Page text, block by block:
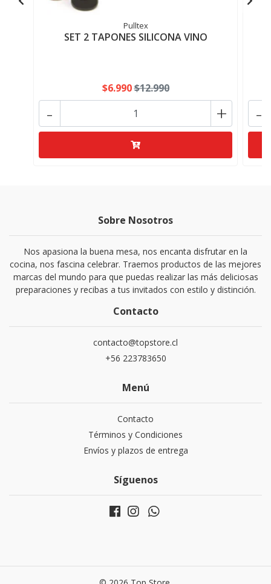
Pulltex
SET 2 TAPONES SILICONA VINO
$6.990$12.990
+
- -
Sobre Nosotros
Nos apasiona la buena mesa, nos encanta disfrutar en la
cocina, nos fascina celebrar. Traemos productos de las mejores
marcas del mundo para que puedas realizar las más deliciosas
preparaciones y recibas a tus invitados con estilo y distinción.
Contacto
contacto@topstore.cl
+56 223783650
Menú
Contacto
Términos y Condiciones
Envíos y plazos de entrega
Síguenos